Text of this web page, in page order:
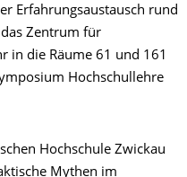
Erfahrungsaustausch rund
Zentrum für
in die Räume 61 und 161
Hochschullehre
Hochschule Zwickau
Mythen im